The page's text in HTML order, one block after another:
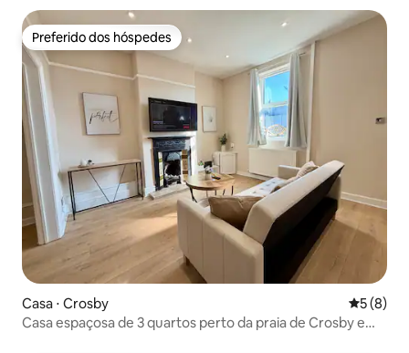
Preferido dos hóspedes
Preferido dos hóspedes
Casa ⋅ Crosby 5 de
5 (8)
Casa espaçosa de 3 quartos perto da praia de Crosby e